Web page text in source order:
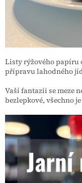
Listy rýžového papíru
přípravu lahodného
Vaší fantazii se meze
bezlepkové, všechno